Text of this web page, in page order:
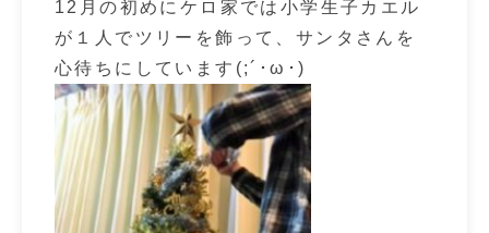
12月の初めにケロ家では小学生子カエル
が１人でツリーを飾って、サンタさんを
心待ちにしています(;´･ω･)